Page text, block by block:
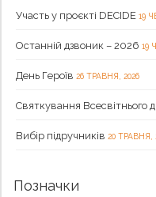
Участь у проєкті DECIDE 19
Останній дзвоник – 2026 19
День Героїв 26 ТРАВНЯ, 2026
Святкування Всесвітнього
Вибір підручників 20 ТРАВНЯ,
Позначки